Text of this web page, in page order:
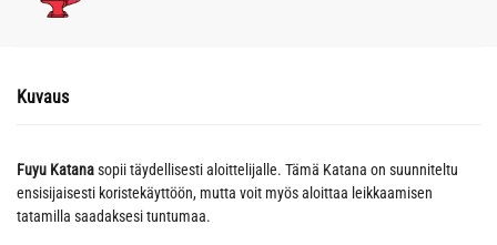
Kuvaus
Fuyu Katanasopii täydellisesti aloittelijalle. Tämä Katana on suunniteltu
ensisijaisesti koristekäyttöön, mutta voit myös aloittaa leikkaamisen
tatamilla saadaksesi tuntumaa.